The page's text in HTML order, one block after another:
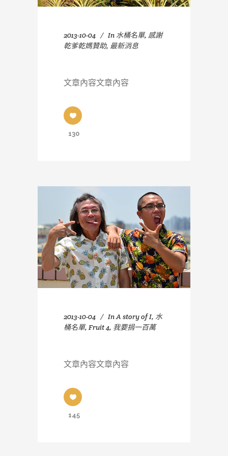
2013-10-04 In 水桶名單, 感謝
乾爹乾媽贊助, 最新消息
文章內容文章內容
130
2013-10-04 InA story of I, 水
桶名單, Fruit 4, 我要捐一百萬
文章內容文章內容
145